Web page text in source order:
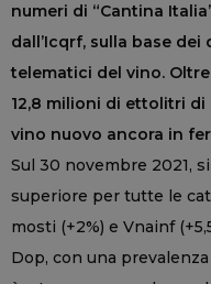
numeri di “Cantina
dall’Icqrf, sulla base
telematici del vino.
12,8 milioni di ettolitri di
vino nuovo ancora in
Sul 30 novembre 2021,
superiore per tutte le
mosti (+2%) e Vnainf
Dop, con una